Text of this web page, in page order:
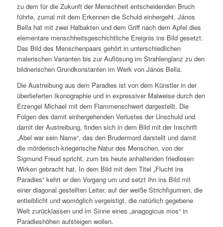
zu dem für die Zukunft der Menschheit entscheidenden Bruch
führte, zumal mit dem Erkennen die Schuld einhergeht. János
Bella hat mit zwei Halbakten und dem Griff nach dem Apfel dies
elementare menschheitsgeschichtliche Ereignis ins Bild gesetzt.
Das Bild des Menschenpaars gehört in unterschiedlichen
malerischen Varianten bis zur Auflösung im Strahlenglanz zu den
bildnerischen Grundkonstanten im Werk von János Bella.
Die Austreibung aus dem Paradies ist von dem Künstler in der
überlieferten Ikonographie und in expressiver Malweise durch den
Erzengel Michael mit dem Flammenschwert dargestellt. Die
Folgen des damit einhergehenden Verlustes der Unschuld und
damit der Austreibung, finden sich in dem Bild mit der Inschrift
„Abel war sein Name“, das den Brudermord darstellt und damit
die mörderisch-kriegerische Natur des Menschen, von der
Sigmund Freud spricht, zum bis heute anhaltenden friedlosen
Wirken gebracht hat. In dem Bild mit dem Titel „Flucht ins
Paradies“ kehrt er den Vorgang um und setzt ihn ins Bild mit
einer diagonal gestellten Leiter, auf der weiße Strichfigurinen, die
entleiblicht und womöglich vergeistigt, die natürlich gegebene
Welt zurücklassen und im Sinne eines „anagogicus mos“ in
Paradieshöhen aufsteigen wollen.